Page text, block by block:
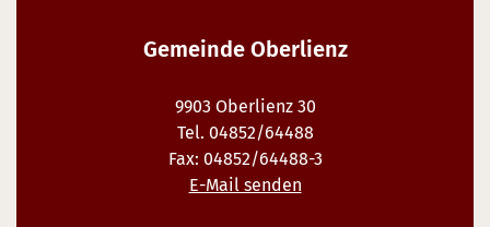
Gemeinde Oberlienz
9903 Oberlienz 30
Tel. 04852/64488
Fax: 04852/64488-3
E-Mail senden